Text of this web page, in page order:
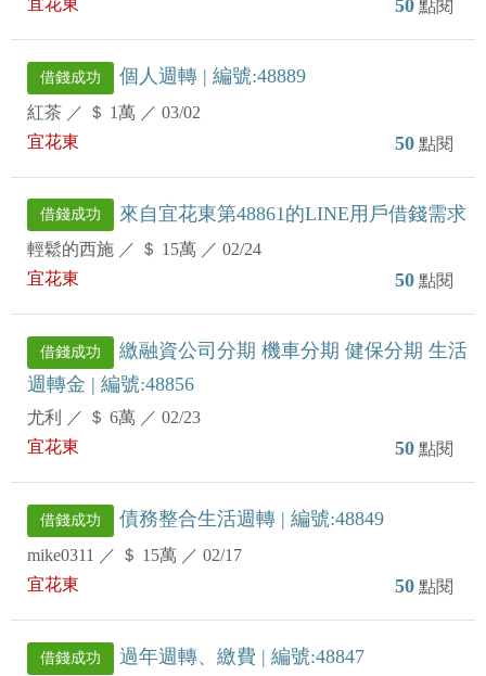
50 點閱
借錢成功 個人週轉 | 編號:48889
紅茶 ／ ＄ 1萬 ／ 03/02
宜花東
50 點閱
借錢成功 來自宜花東第48861的LINE用戶借錢需求
輕鬆的西施 ／ ＄ 15萬 ／ 02/24
宜花東
50 點閱
借錢成功
繳融資公司分期 機車分期 健保分期 生活
週轉金 | 編號:48856
尤利 ／ ＄ 6萬 ／ 02/23
宜花東
50 點閱
借錢成功 債務整合生活週轉 | 編號:48849
mike0311 ／ ＄ 15萬 ／ 02/17
宜花東
50 點閱
借錢成功 過年週轉、繳費 | 編號:48847